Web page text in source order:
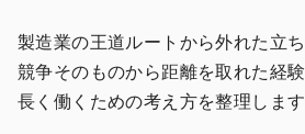
製造業の王道ルートから外れた立
競争そのものから距離を取れた経
長く働くための考え方を整理します